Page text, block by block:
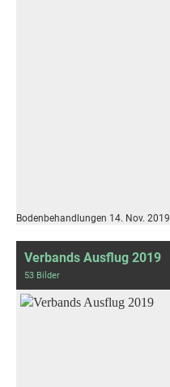
Bodenbehandlungen 14. Nov. 2019
Verbands Ausflug 2019
53 Bilder